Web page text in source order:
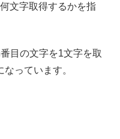
文字取得するかを指
目の文字を1文字を取
っています。